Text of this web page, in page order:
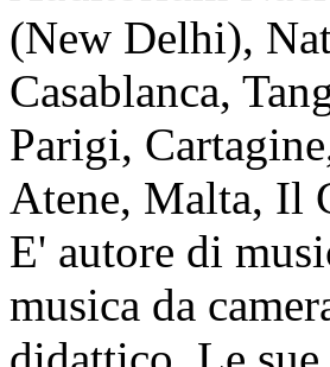
(New Delhi),
Casablanca,
Parigi,
Atene, Malta, Il
E' autore di
musica da